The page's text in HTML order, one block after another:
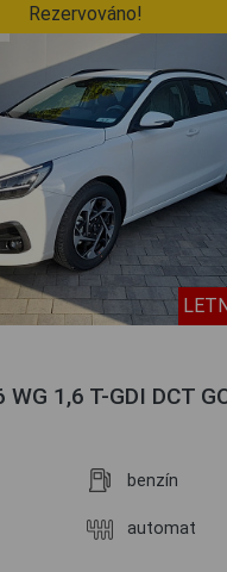
Rezervováno!
1,6 T-GDI DCT
benzín
automat